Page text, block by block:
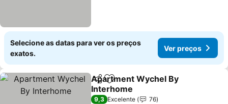
Selecione as datas para ver os preços
exatos.
Ver preços
PartilharAdicionar aos favoritos
Apartment Wychel By
Interhome
9,3 Excelente
76